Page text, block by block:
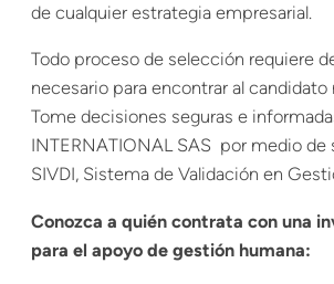
de cualquier estrategia empresarial.
Todo proceso de selección requiere
necesario para encontrar al candidato
Tome decisiones seguras e
INTERNATIONAL SAS por medio de
SIVDI, Sistema de Validación en
Conozca a quién contrata con una
para el apoyo de gestión humana: